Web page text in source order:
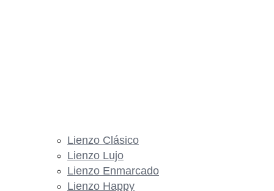
Lienzo Clásico
Lienzo Lujo
Lienzo Enmarcado
Lienzo Happy